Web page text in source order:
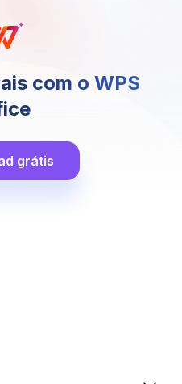
com o WPS
grátis